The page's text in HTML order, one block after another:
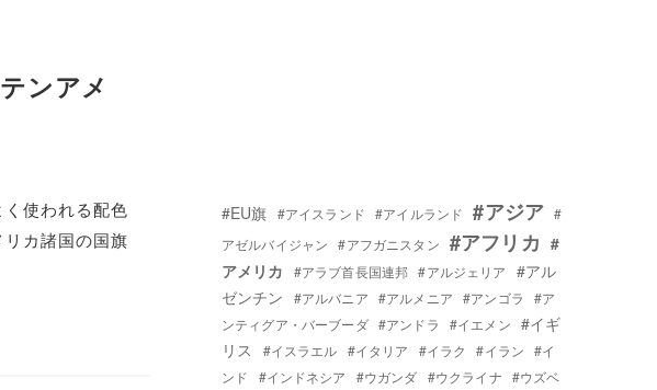
ンアメ
く使われる配色
カ諸国の国旗
#EU旗 #アイスランド #アイルランド #アジア #
アゼルバイジャン
#アフガニスタン #アフリカ #
アメリカ
#アラブ首長国連邦 #アルジェリア
#アル
ゼンチン
#アルバニア #アルメニア #アンゴラ
#ア
ンティグア・バーブーダ #アンドラ #イエメン #イギ
リス
#イスラエル #イタリア #イラク #イラン
#イ
ンド
#インドネシア #ウガンダ #ウクライナ #ウズベ